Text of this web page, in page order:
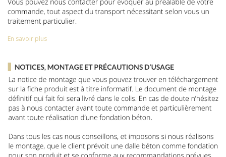
En savoir plus